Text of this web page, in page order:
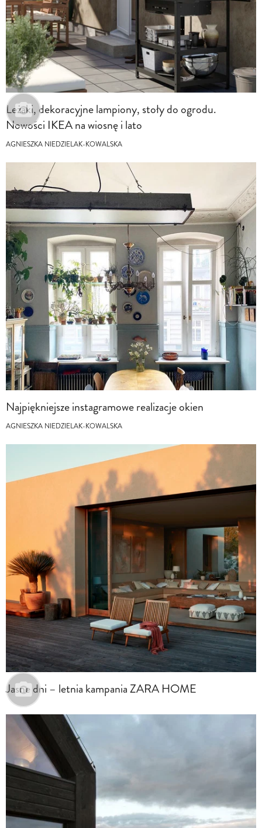
Leżaki, dekoracyjne lampiony, stoły do ogrodu.
Nowości IKEA na wiosnę i lato
AGNIESZKA NIEDZIELAK-KOWALSKA
Najpiękniejsze instagramowe realizacje okien
AGNIESZKA NIEDZIELAK-KOWALSKA
Jasne dni – letnia kampania ZARA HOME